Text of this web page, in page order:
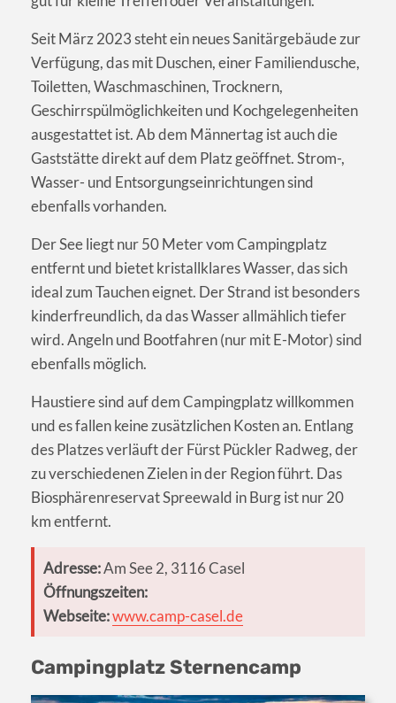
Seit März 2023 steht ein neues Sanitärgebäude zur
Verfügung, das mit Duschen, einer Familiendusche,
Toiletten, Waschmaschinen, Trocknern,
Geschirrspülmöglichkeiten und Kochgelegenheiten
ausgestattet ist. Ab dem Männertag ist auch die
Gaststätte direkt auf dem Platz geöffnet. Strom-,
Wasser- und Entsorgungseinrichtungen sind
ebenfalls vorhanden.
Der See liegt nur 50 Meter vom Campingplatz
entfernt und bietet kristallklares Wasser, das sich
ideal zum Tauchen eignet. Der Strand ist besonders
kinderfreundlich, da das Wasser allmählich tiefer
wird. Angeln und Bootfahren (nur mit E-Motor) sind
ebenfalls möglich.
Haustiere sind auf dem Campingplatz willkommen
und es fallen keine zusätzlichen Kosten an. Entlang
des Platzes verläuft der Fürst Pückler Radweg, der
zu verschiedenen Zielen in der Region führt. Das
Biosphärenreservat Spreewald in Burg ist nur 20
km entfernt.
Adresse:Am See 2, 3116 Casel
Öffnungszeiten:
Webseite:www.camp-casel.de
Campingplatz Sternencamp